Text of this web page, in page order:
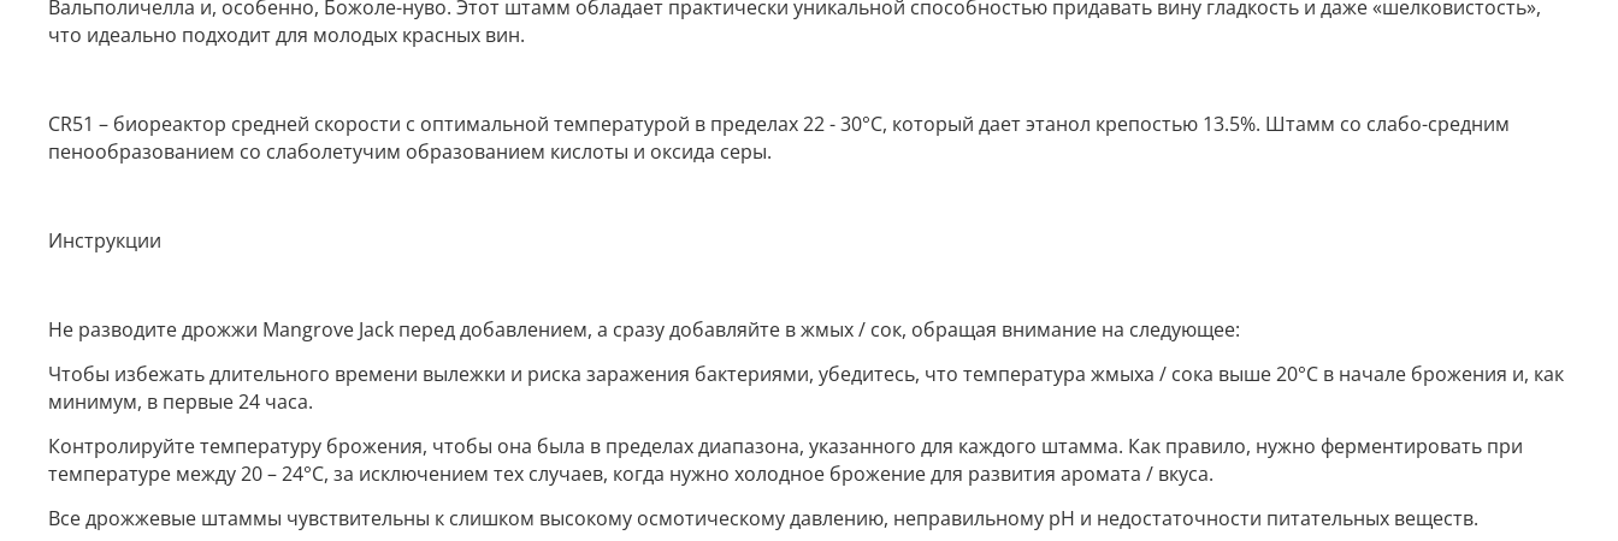
Вальполичелла и, особенно, Божоле-нуво. Этот штамм обладает практически уникальной способностью придавать вину гладкость и даже «шелковистость»,
что идеально подходит для молодых красных вин.
CR51 – биореактор средней скорости с оптимальной температурой в пределах 22 - 30°С, который дает этанол крепостью 13.5%. Штамм со слабо-средним
пенообразованием со слаболетучим образованием кислоты и оксида серы.
Инструкции
Не разводите дрожжи Mangrove Jack перед добавлением, а сразу добавляйте в жмых / сок, обращая внимание на следующее:
Чтобы избежать длительного времени вылежки и риска заражения бактериями, убедитесь, что температура жмыха / сока выше 20°С в начале брожения и, как
минимум, в первые 24 часа.
Контролируйте температуру брожения, чтобы она была в пределах диапазона, указанного для каждого штамма. Как правило, нужно ферментировать при
температуре между 20 – 24°С, за исключением тех случаев, когда нужно холодное брожение для развития аромата / вкуса.
Все дрожжевые штаммы чувствительны к слишком высокому осмотическому давлению, неправильному рН и недостаточности питательных веществ.